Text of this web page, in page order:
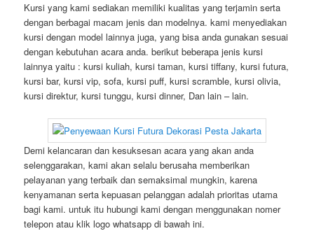
Kursi yang kami sediakan memiliki kualitas yang terjamin serta
dengan berbagai macam jenis dan modelnya. kami menyediakan
kursi dengan model lainnya juga, yang bisa anda gunakan sesuai
dengan kebutuhan acara anda. berikut beberapa jenis kursi
lainnya yaitu : kursi kuliah, kursi taman, kursi tiffany, kursi futura,
kursi bar, kursi vip, sofa, kursi puff, kursi scramble, kursi olivia,
kursi direktur, kursi tunggu, kursi dinner, Dan lain – lain.
Demi kelancaran dan kesuksesan acara yang akan anda
selenggarakan, kami akan selalu berusaha memberikan
pelayanan yang terbaik dan semaksimal mungkin, karena
kenyamanan serta kepuasan pelanggan adalah prioritas utama
bagi kami. untuk itu hubungi kami dengan menggunakan nomer
telepon atau klik logo whatsapp di bawah ini.